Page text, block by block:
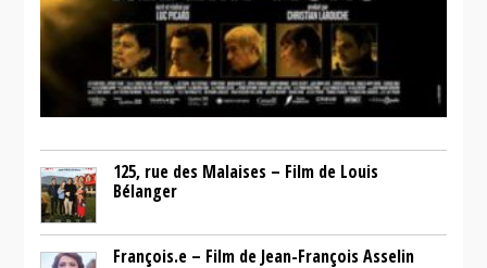
125, rue des Malaises – Film de Louis
Bélanger
François.e – Film de Jean-François Asselin